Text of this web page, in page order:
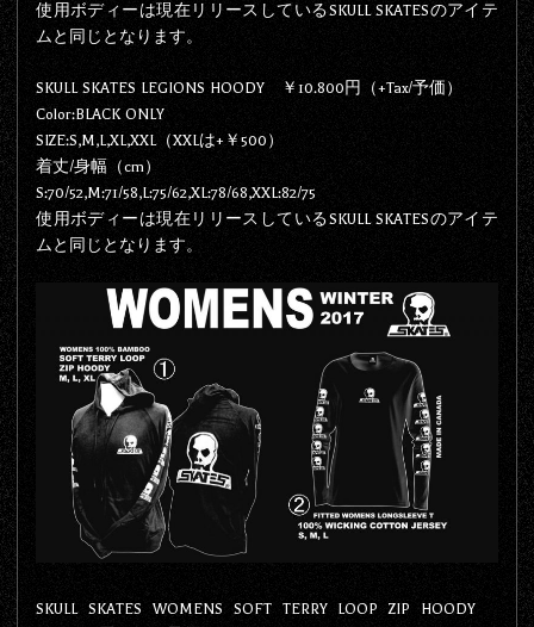
使用ボディーは現在リリースしているSKULL SKATESのアイテ
ムと同じとなります。
SKULL SKATES LEGIONS HOODY ￥10.800円（+Tax/予価）
Color:BLACK ONLY
SIZE:S,M,L,XL,XXL（XXLは+￥500）
着丈/身幅（cm）
S:70/52,M:71/58,L:75/62,XL:78/68,XXL:82/75
使用ボディーは現在リリースしているSKULL SKATESのアイテ
ムと同じとなります。
SKULL SKATES WOMENS SOFT TERRY LOOP ZIP HOODY